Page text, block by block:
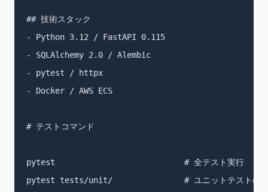
## 技術スタック
- Python 3.12 / FastAPI 0.115
- SQLAlchemy 2.0 / Alembic
- pytest / httpx
- Docker / AWS ECS
# テストコマンド
pytest                           # 全テスト実行
pytest tests/unit/               # ユニットテストの